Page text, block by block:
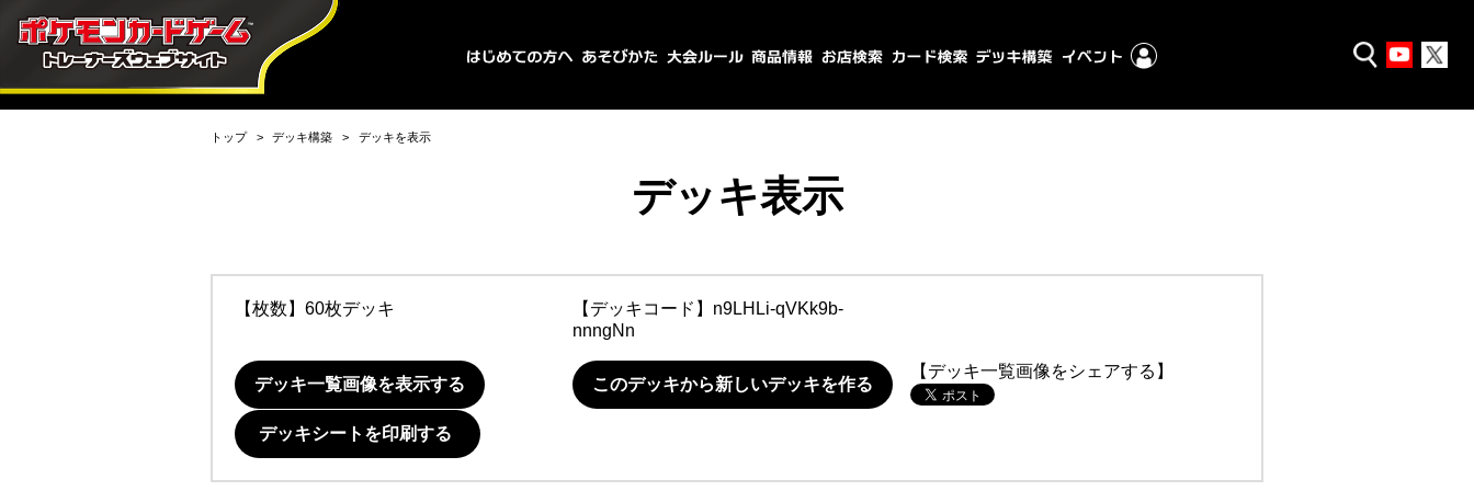
トップ デッキ構築 デッキを表示
デッキ表示
【枚数】60枚デッキ 【デッキコード】 n9LHLi-qVKk9b-
nnngNn
デッキ一覧画像を表示する このデッキから新しいデッキを作る
【デッキ一覧画像をシェアする】
デッキシートを印刷する